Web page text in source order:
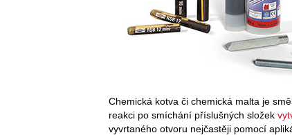
Chemická kotva či chemická malta je
reakci po smíchání příslušných složek
vyvrtaného otvoru nejčastěji pomocí